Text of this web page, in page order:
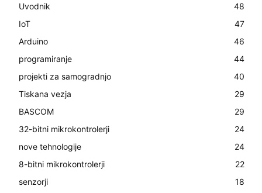
Uvodnik
48
IoT
47
Arduino
46
programiranje
44
projekti za samogradnjo
40
Tiskana vezja
29
BASCOM
29
32-bitni mikrokontrolerji
24
nove tehnologije
24
8-bitni mikrokontrolerji
22
senzorji
18